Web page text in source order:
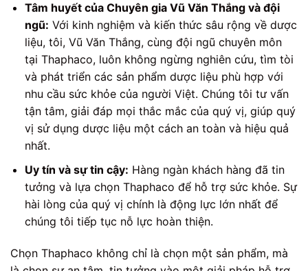
Tâm huyết của Chuyên gia Vũ Văn Thắng và đội
ngũ: Với kinh nghiệm và kiến thức sâu rộng về dược
liệu, tôi, Vũ Văn Thắng, cùng đội ngũ chuyên môn
tại Thaphaco, luôn không ngừng nghiên cứu, tìm tòi
và phát triển các sản phẩm dược liệu phù hợp với
nhu cầu sức khỏe của người Việt. Chúng tôi tư vấn
tận tâm, giải đáp mọi thắc mắc của quý vị, giúp quý
vị sử dụng dược liệu một cách an toàn và hiệu quả
nhất.
Uy tín và sự tin cậy: Hàng ngàn khách hàng đã tin
tưởng và lựa chọn Thaphaco để hỗ trợ sức khỏe. Sự
hài lòng của quý vị chính là động lực lớn nhất để
chúng tôi tiếp tục nỗ lực hoàn thiện.
Chọn Thaphaco không chỉ là chọn một sản phẩm, mà